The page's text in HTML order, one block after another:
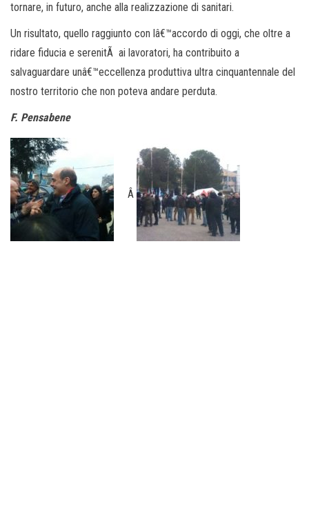
tornare, in futuro, anche alla realizzazione di sanitari.
Un risultato, quello raggiunto con lâ€™accordo di oggi, che oltre a
ridare fiducia e serenitÃ ai lavoratori, ha contribuito a
salvaguardare unâ€™eccellenza produttiva ultra cinquantennale del
nostro territorio che non poteva andare perduta.
F. Pensabene
Â